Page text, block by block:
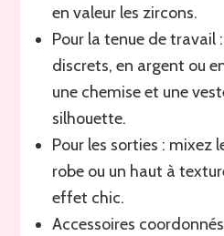
en valeur les zircons.
Pour la tenue de travail
discrets, en argent ou
une chemise et une
silhouette.
Pour les sorties : mixez
robe ou un haut à
effet chic.
Accessoires